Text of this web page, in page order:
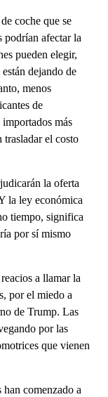
coche que se
podrían afectar la
pueden elegir,
dejando de
menos
de
más
trasladar el costo
la oferta
la ley económica
tiempo, significa
por sí mismo
a llamar la
por el miedo a
de Trump. Las
por las
que vienen
comenzado a